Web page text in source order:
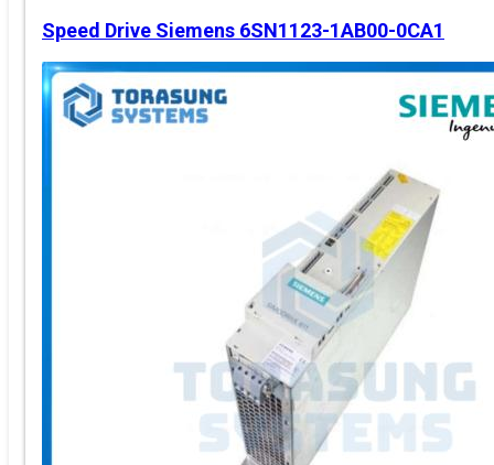
Speed Drive Siemens 6SN1123-1AB00-0CA1